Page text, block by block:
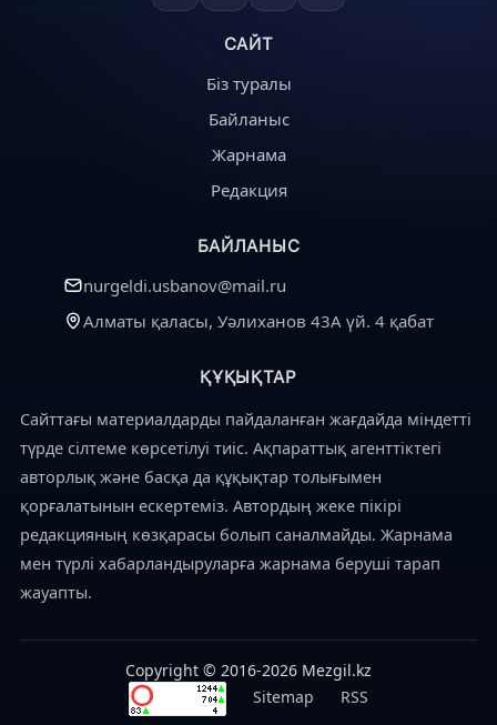
САЙТ
Біз туралы
Байланыс
Жарнама
Редакция
БАЙЛАНЫС
nurgeldi.usbanov@mail.ru
Алматы қаласы, Уәлиханов 43А үй. 4 қабат
ҚҰҚЫҚТАР
Сайттағы материалдарды пайдаланған жағдайда міндетті
түрде сілтеме көрсетілуі тиіс. Ақпараттық агенттіктегі
авторлық және басқа да құқықтар толығымен
қорғалатынын ескертеміз. Автордың жеке пікірі
редакцияның көзқарасы болып саналмайды. Жарнама
мен түрлі хабарландыруларға жарнама беруші тарап
жауапты.
Copyright © 2016-2026 Mezgil.kz
Sitemap
RSS